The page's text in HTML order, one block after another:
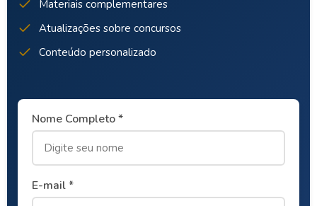
Materiais complementares
Atualizações sobre concursos
Conteúdo personalizado
Nome Completo *
E-mail *